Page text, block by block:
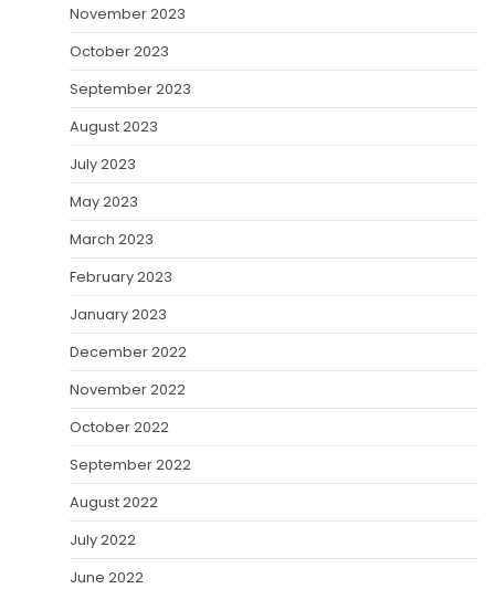
November 2023
October 2023
September 2023
August 2023
July 2023
May 2023
March 2023
February 2023
January 2023
December 2022
November 2022
October 2022
September 2022
August 2022
July 2022
June 2022